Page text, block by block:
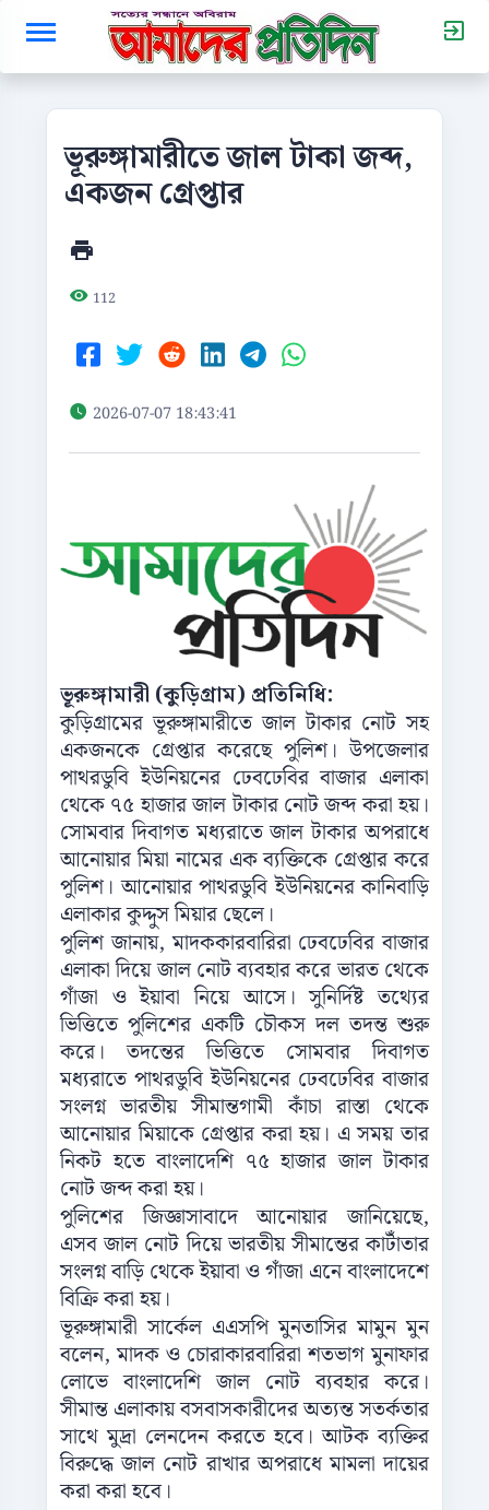
ভূরুঙ্গামারীতে জাল টাকা জব্দ,
একজন গ্রেপ্তার
112
2026-07-07 18:43:41
ভূরুঙ্গামারী (কুড়িগ্রাম) প্রতিনিধি:
কুড়িগ্রামের ভূরুঙ্গামারীতে জাল টাকার নোট সহ
একজনকে গ্রেপ্তার করেছে পুলিশ। উপজেলার
পাথরডুবি ইউনিয়নের ঢেবঢেবির বাজার এলাকা
থেকে ৭৫ হাজার জাল টাকার নোট জব্দ করা হয়।
সোমবার দিবাগত মধ্যরাতে জাল টাকার অপরাধে
আনোয়ার মিয়া নামের এক ব্যক্তিকে গ্রেপ্তার করে
পুলিশ। আনোয়ার পাথরডুবি ইউনিয়নের কানিবাড়ি
এলাকার কুদ্দুস মিয়ার ছেলে।
পুলিশ জানায়, মাদককারবারিরা ঢেবঢেবির বাজার
এলাকা দিয়ে জাল নোট ব্যবহার করে ভারত থেকে
গাঁজা ও ইয়াবা নিয়ে আসে। সুনির্দিষ্ট তথ্যের
ভিত্তিতে পুলিশের একটি চৌকস দল তদন্ত শুরু
করে। তদন্তের ভিত্তিতে সোমবার দিবাগত
মধ্যরাতে পাথরডুবি ইউনিয়নের ঢেবঢেবির বাজার
সংলগ্ন ভারতীয় সীমান্তগামী কাঁচা রাস্তা থেকে
আনোয়ার মিয়াকে গ্রেপ্তার করা হয়। এ সময় তার
নিকট হতে বাংলাদেশি ৭৫ হাজার জাল টাকার
নোট জব্দ করা হয়।
পুলিশের জিজ্ঞাসাবাদে আনোয়ার জানিয়েছে,
এসব জাল নোট দিয়ে ভারতীয় সীমান্তের কাটাঁতার
সংলগ্ন বাড়ি থেকে ইয়াবা ও গাঁজা এনে বাংলাদেশে
বিক্রি করা হয়।
ভূরুঙ্গামারী সার্কেল এএসপি মুনতাসির মামুন মুন
বলেন, মাদক ও চোরাকারবারিরা শতভাগ মুনাফার
লোভে বাংলাদেশি জাল নোট ব্যবহার করে।
সীমান্ত এলাকায় বসবাসকারীদের অত্যন্ত সতর্কতার
সাথে মুদ্রা লেনদেন করতে হবে। আটক ব্যক্তির
বিরুদ্ধে জাল নোট রাখার অপরাধে মামলা দায়ের
করা করা হবে।